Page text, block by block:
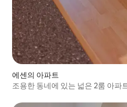
에센의 아파트
조용한 동네에 있는 넓은 2룸 아파